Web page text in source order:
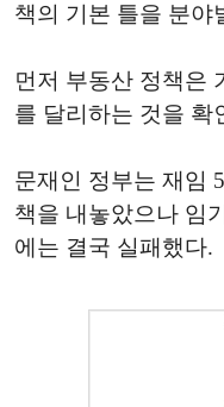
책의 기본 틀을 분야
먼저 부동산 정책은
를 달리하는 것을 확
문재인 정부는 재임
책을 내놓았으나 임
에는 결국 실패했다.